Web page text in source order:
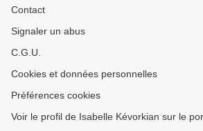
Contact
Signaler un abus
C.G.U.
Cookies et données personnelles
Préférences cookies
Voir le profil de Isabelle Kévorkian sur le